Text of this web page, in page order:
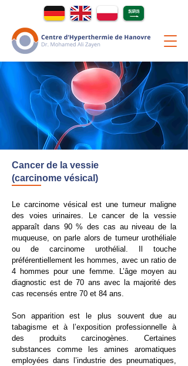
Cancer de la vessie
(carcinome vésical)
Le carcinome vésical est une tumeur maligne
des voies urinaires. Le cancer de la vessie
apparaît dans 90 % des cas au niveau de la
muqueuse, on parle alors de tumeur urothéliale
ou de carcinome urothélial. Il touche
préférentiellement les hommes, avec un ratio de
4 hommes pour une femme. L’âge moyen au
diagnostic est de 70 ans avec la majorité des
cas recensés entre 70 et 84 ans.
Son apparition est le plus souvent due au
tabagisme et à l’exposition professionnelle à
des produits carcinogènes. Certaines
substances comme les amines aromatiques
employées dans l’industrie des pneumatiques,